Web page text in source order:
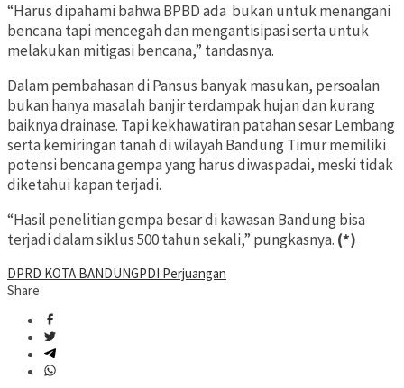
“Harus dipahami bahwa BPBD ada bukan untuk menangani
bencana tapi mencegah dan mengantisipasi serta untuk
melakukan mitigasi bencana,” tandasnya.
Dalam pembahasan di Pansus banyak masukan, persoalan
bukan hanya masalah banjir terdampak hujan dan kurang
baiknya drainase. Tapi kekhawatiran patahan sesar Lembang
serta kemiringan tanah di wilayah Bandung Timur memiliki
potensi bencana gempa yang harus diwaspadai, meski tidak
diketahui kapan terjadi.
“Hasil penelitian gempa besar di kawasan Bandung bisa
terjadi dalam siklus 500 tahun sekali,” pungkasnya. (*)
DPRD KOTA BANDUNGPDI Perjuangan
Share